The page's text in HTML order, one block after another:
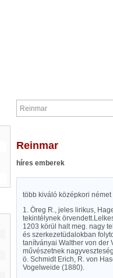
Reinmar
híres emberek
több kiváló középkori
1. Öreg R., jeles lirikus,
tekintélynek
1203 körül halt meg. nagy
és szerkezetüdalokban
tanítványai Walther von der
művészetnek
ö. Schmidt Erich, R. von
Vogelweide (1880).